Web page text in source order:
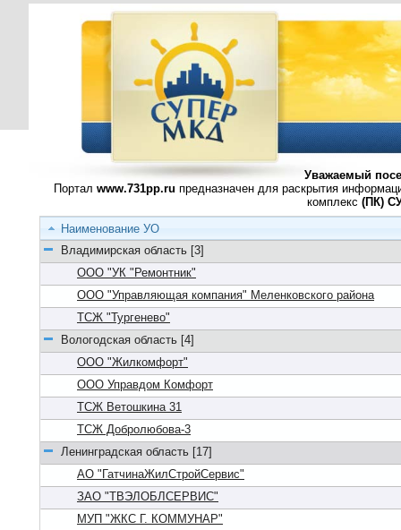
Уважаемый
Портал www.731pp.ru предназначен для раскрытия
комплекс (ПК)
Наименование УО
Владимирская область [3]
ООО "УК "Ремонтник"
ООО "Управляющая компания" Меленковского района
ТСЖ "Тургенево"
Вологодская область [4]
ООО "Жилкомфорт"
ООО Управдом Комфорт
ТСЖ Ветошкина 31
ТСЖ Добролюбова-3
Ленинградская область [17]
АО "ГатчинаЖилСтройСервис"
ЗАО "ТВЭЛОБЛСЕРВИС"
МУП "ЖКС Г. КОММУНАР"